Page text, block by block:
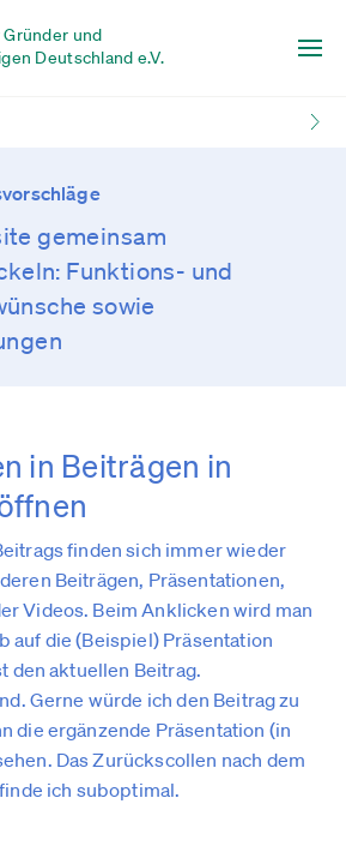
und
Deutschland e.V.
gemeinsam
Funktions- und
sowie
in Beiträgen in
finden sich immer wieder
Beiträgen, Präsentationen,
Videos. Beim Anklicken wird man
auf die (Beispiel) Präsentation
den aktuellen Beitrag.
Gerne würde ich den Beitrag zu
die ergänzende Präsentation (in
Das Zurückscollen nach dem
ich suboptimal.